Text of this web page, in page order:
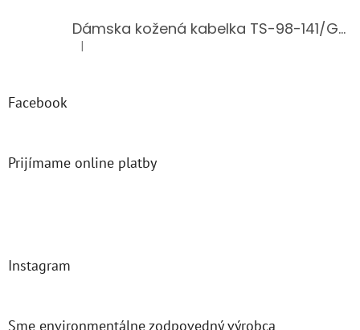
Dámska kožená kabelka TS-98-141/GOLD
Hodnotenie produktu je 5 z 5 hviezdičiek.
|
Facebook
Prijímame online platby
Instagram
Sme environmentálne zodpovedný výrobca